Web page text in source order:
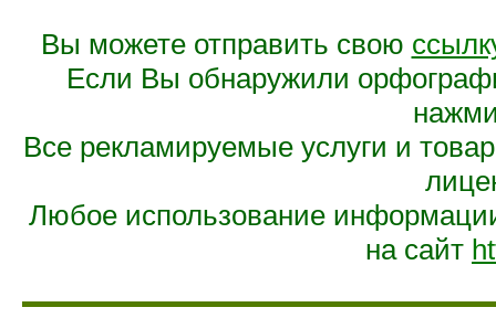
Вы можете отправить свою
Если Вы обнаружили
Все рекламируемые услуги и
Любое использование
на сайт